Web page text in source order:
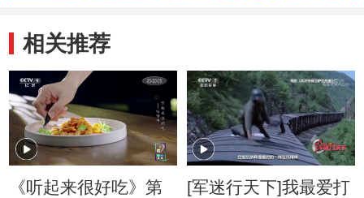
相关推荐
《听起来很好吃》第
[军迷行天下]我最爱打